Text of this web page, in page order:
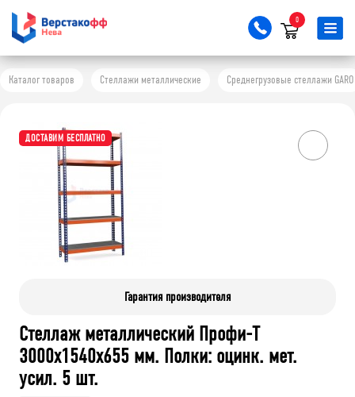
0
Каталог товаров Стеллажи металлические Среднегрузовые стеллажи GARO
ДОСТАВИМ БЕСПЛАТНО
Гарантия производителя
Стеллаж металлический Профи-Т
3000x1540x655 мм. Полки: оцинк. мет.
усил. 5 шт.